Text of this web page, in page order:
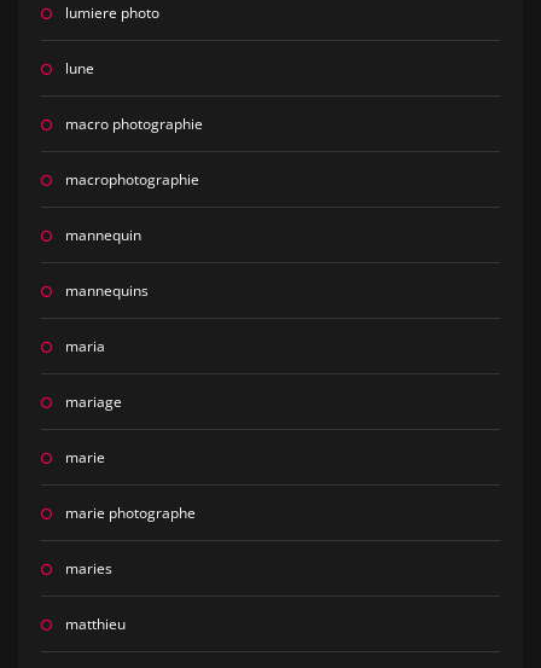
lumiere photo
lune
macro photographie
macrophotographie
mannequin
mannequins
maria
mariage
marie
marie photographe
maries
matthieu